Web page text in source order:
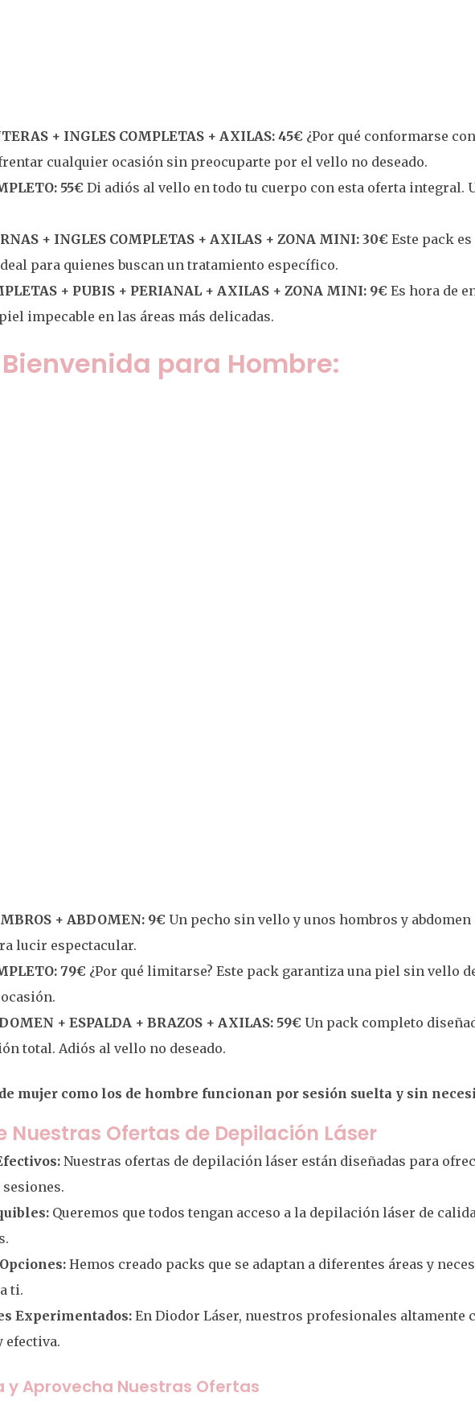
+ INGLES COMPLETAS + AXILAS: 45€ ¿Por qué conformarse
cualquier ocasión sin preocuparte por el vello no deseado.
55€ Di adiós al vello en todo tu cuerpo con esta oferta integral.
+ INGLES COMPLETAS + AXILAS + ZONA MINI: 30€ Este pack
para quienes buscan un tratamiento específico.
+ PUBIS + PERIANAL + AXILAS + ZONA MINI: 9€ Es hora de
impecable en las áreas más delicadas.
para Hombre:
+ ABDOMEN: 9€ Un pecho sin vello y unos hombros y
lucir espectacular.
79€ ¿Por qué limitarse? Este pack garantiza una piel sin vello
+ ESPALDA + BRAZOS + AXILAS: 59€ Un pack completo
total. Adiós al vello no deseado.
mujer como los de hombre funcionan por sesión suelta y sin
Nuestras Ofertas de Depilación Láser
Nuestras ofertas de depilación láser están diseñadas para
Queremos que todos tengan acceso a la depilación láser de
Hemos creado packs que se adaptan a diferentes áreas y
ti.
Experimentados:En Diodor Láser, nuestros profesionales altamente
efectiva.
y Aprovecha Nuestras Ofertas